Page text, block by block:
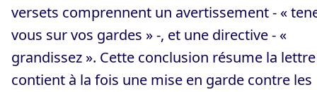
versets comprennent un avertissement - «
vous sur vos gardes » -, et une directive - «
grandissez ». Cette conclusion résume la
contient à la fois une mise en garde contre les